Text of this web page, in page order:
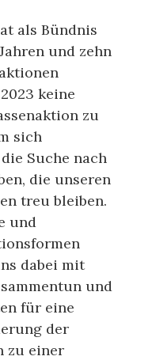
als Bündnis
und zehn
keine
zu
sich
Suche nach
die unseren
treu bleiben.
und
dabei mit
und
für eine
der
zu einer